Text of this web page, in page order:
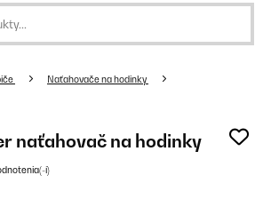
Naťahovače na hodinky
naťahovač na hodinky
í)